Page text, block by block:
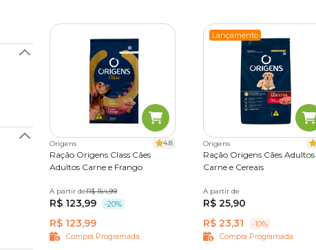
Origens 4.8
Ração Origens Class Cães
Adultos Carne e Frango
10,1kg 15 kg
A partir deR$ 154,99
R$ 123,99 -20%
R$ 123,99
Compra Programada
Lançamento
Origens
Ração Origens Cães Adultos
Carne e Cereais
1kg 3kg
A partir de
R$ 25,90
R$ 23,31
-10%
Compra Programada